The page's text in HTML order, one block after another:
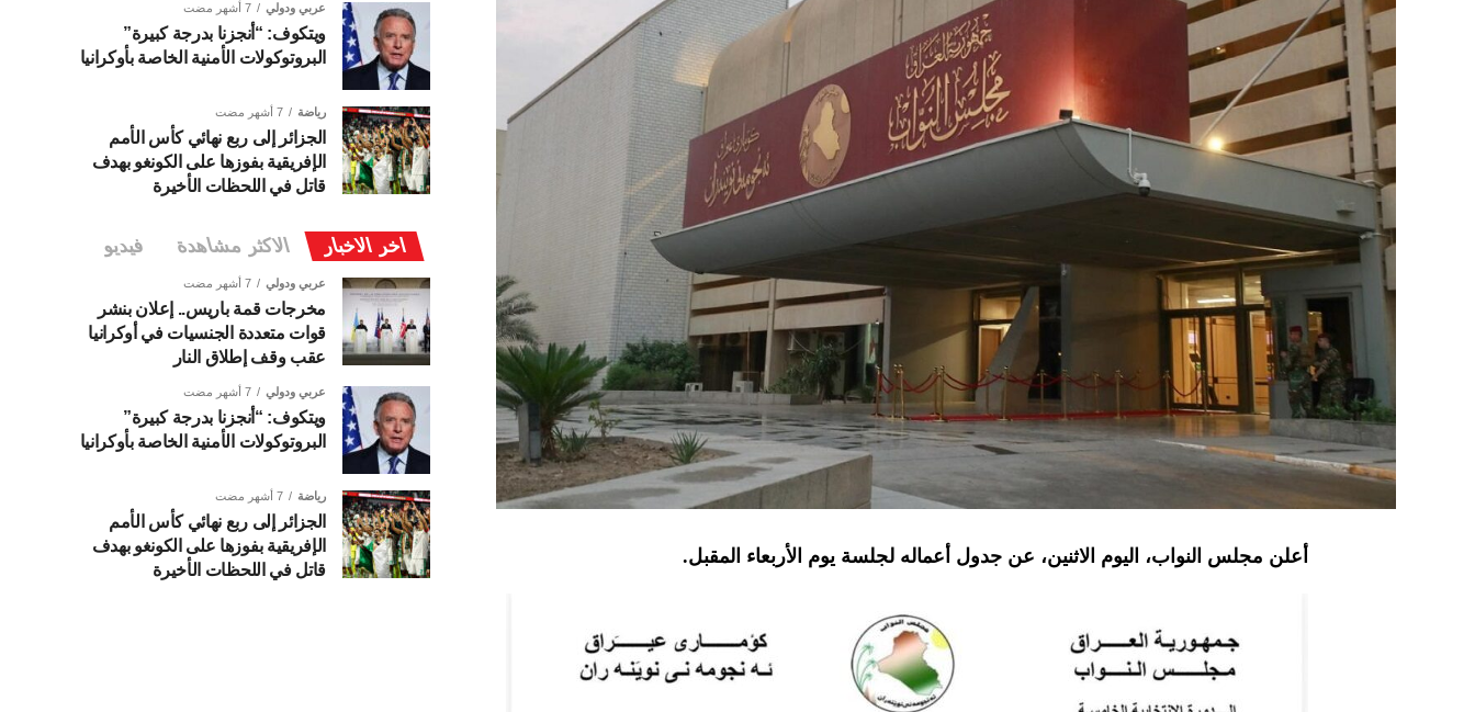
أعلن مجلس النواب، اليوم الاثنين، عن جدول أعماله لجلسة يوم الأربعاء المقبل.
عربي ودولي 7 أشهر مضت
ويتكوف: “أنجزنا بدرجة كبيرة”
البروتوكولات الأمنية الخاصة بأوكرانيا
رياضة 7 أشهر مضت
الجزائر إلى ربع نهائي كأس الأمم
الإفريقية بفوزها على الكونغو بهدف
قاتل في اللحظات الأخيرة
اخر الاخبار الاكثر مشاهدة فيديو
عربي ودولي 7 أشهر مضت
مخرجات قمة باريس.. إعلان بنشر
قوات متعددة الجنسيات في أوكرانيا
عقب وقف إطلاق النار
عربي ودولي 7 أشهر مضت
ويتكوف: “أنجزنا بدرجة كبيرة”
البروتوكولات الأمنية الخاصة بأوكرانيا
رياضة 7 أشهر مضت
الجزائر إلى ربع نهائي كأس الأمم
الإفريقية بفوزها على الكونغو بهدف
قاتل في اللحظات الأخيرة